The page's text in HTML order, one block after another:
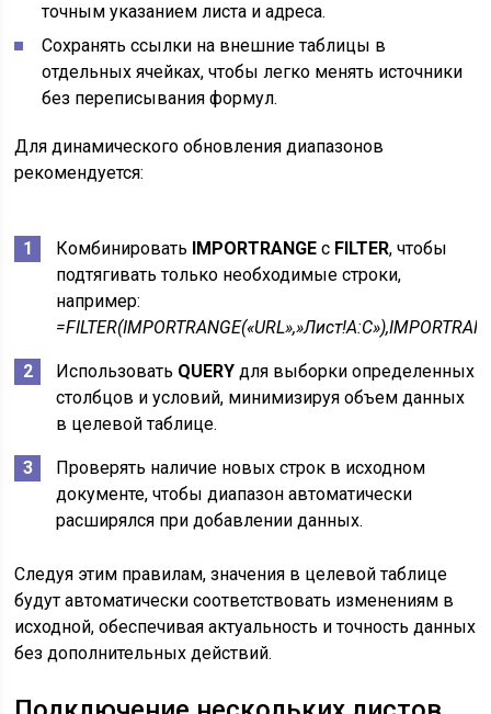
точным указанием листа и адреса.
Сохранять ссылки на внешние таблицы в
отдельных ячейках, чтобы легко менять источники
без переписывания формул.
Для динамического обновления диапазонов
рекомендуется:
Комбинировать IMPORTRANGE с FILTER, чтобы
подтягивать только необходимые строки,
например:
Использовать QUERY для выборки определенных
столбцов и условий, минимизируя объем данных
в целевой таблице.
Проверять наличие новых строк в исходном
документе, чтобы диапазон автоматически
расширялся при добавлении данных.
Следуя этим правилам, значения в целевой таблице
будут автоматически соответствовать изменениям в
исходной, обеспечивая актуальность и точность данных
без дополнительных действий.